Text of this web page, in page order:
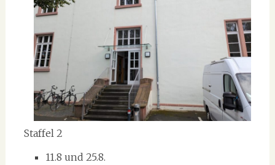
Staffel 2
11.8 und 25.8.